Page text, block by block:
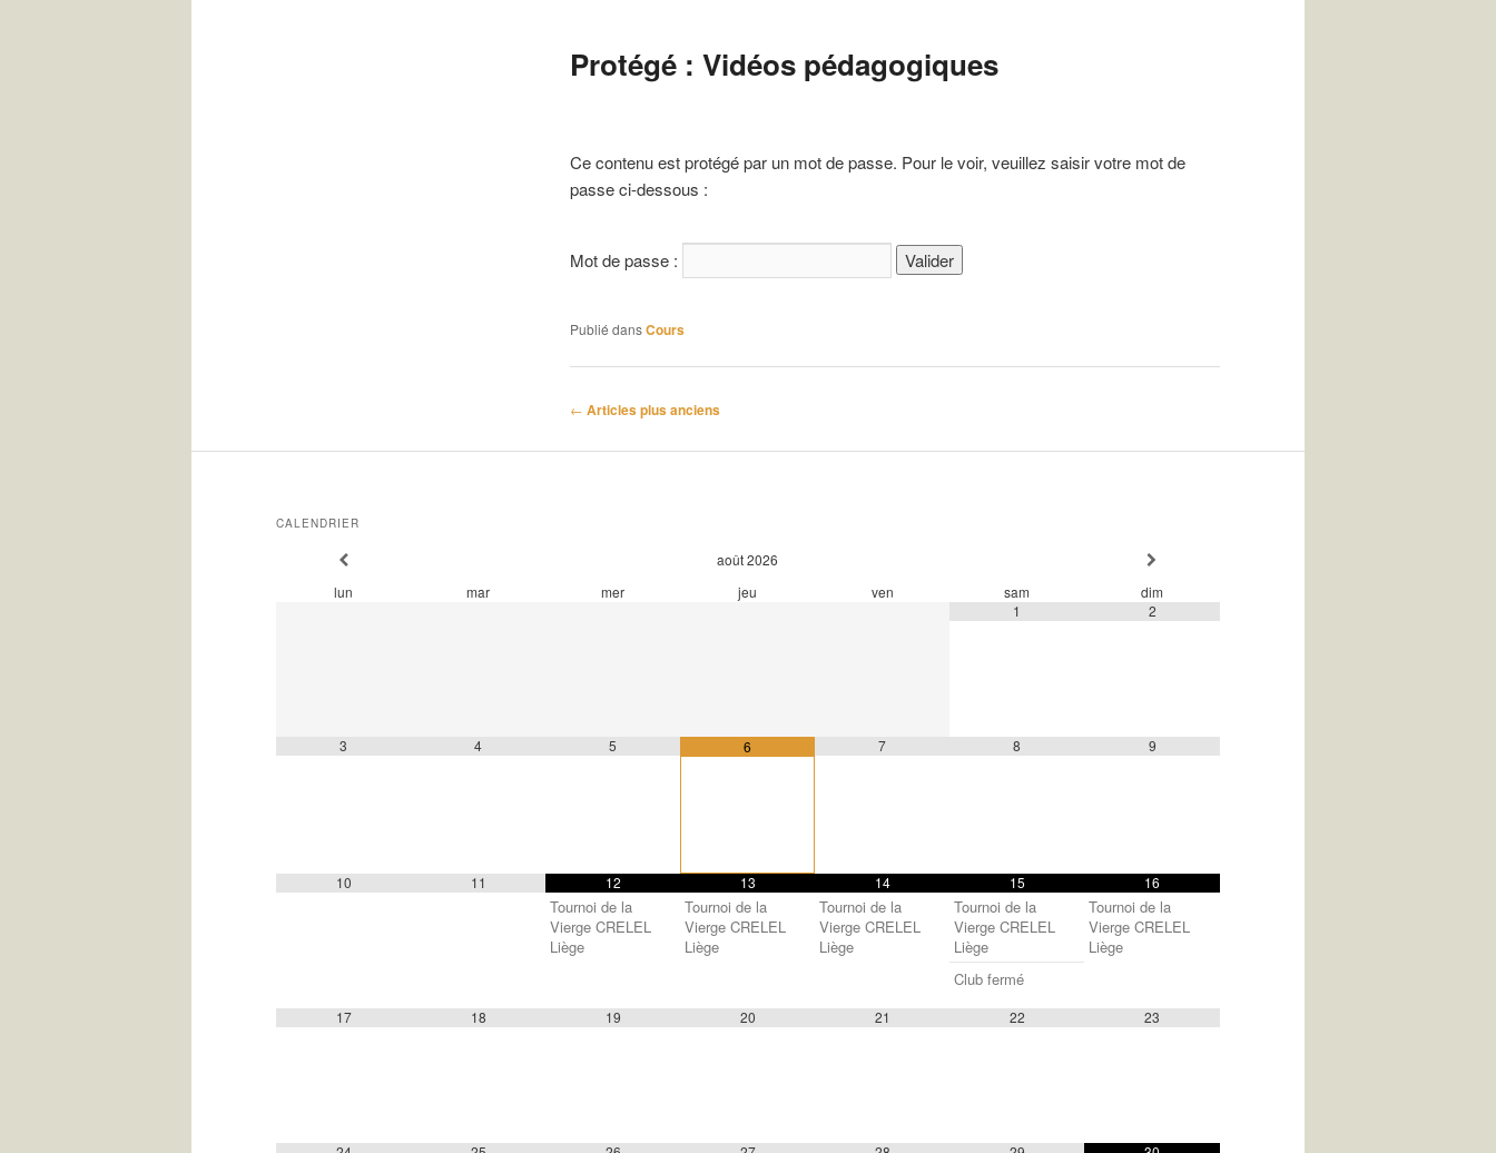
Protégé : Vidéos pédagogiques
Ce contenu est protégé par un mot de passe. Pour le voir, veuillez saisir votre mot de
passe ci-dessous :
Mot de passe :
Publié dansCours
Navigation
← Articles plus anciens
CALENDRIER
août2026
lun
mar mer jeu ven sam
dim
1
2
3 4 5 6 7 8 9
10 11 12
Tournoi de la
Vierge CRELEL
Liège
13
Tournoi de la
Vierge CRELEL
Liège
14
Tournoi de la
Vierge CRELEL
Liège
15
Tournoi de la
Vierge CRELEL
Liège
Club fermé
16
Tournoi de la
Vierge CRELEL
Liège
17 18 19 20 21 22 23